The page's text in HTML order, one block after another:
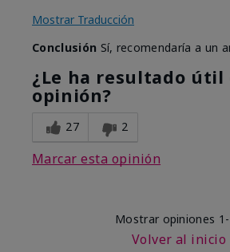
Mostrar Traducción
Conclusión Sí, recomendaría a un
¿Le ha resultado útil
opinión?
27 2
Marcar esta opinión
Mostrar opiniones
Volver al inicio